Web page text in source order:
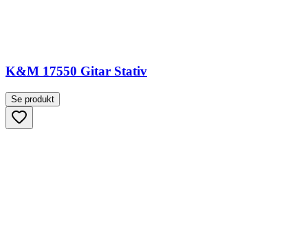
K&M 17550 Gitar Stativ
Se produkt